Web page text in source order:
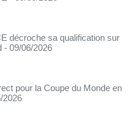
décroche sa qualification sur
- 09/06/2026
pour la Coupe du Monde en
2026